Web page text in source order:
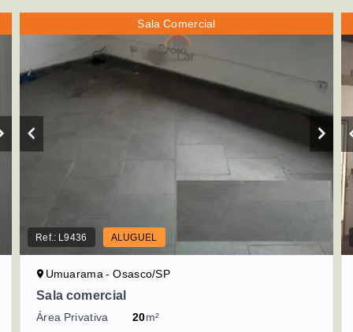
Sala Comercial
Ref.: L9436 ALUGUEL
Umuarama - Osasco/SP
Sala comercial
Área Privativa 20m²